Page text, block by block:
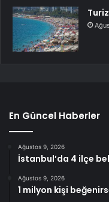
En Güncel Haberler
Ağustos 9, 2026
İstanbul’da 4 ilçe
Ağustos 9, 2026
1 milyon kişi